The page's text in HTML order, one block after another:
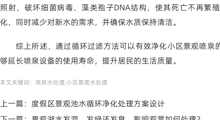
照射，破坏细菌病毒、藻类孢子DNA结构，使其死亡不再繁
化，同时减少对新水的需求，并确保水质保持清洁。
综上所述，通过循环过滤方法可以有效净化小区景观喷
够延长喷泉设备的使用寿命，提升居民的生活质量。
本文关键词： 喷泉水处理,小区景观水处理
上一篇： 度假区景观池水循环净化处理方案设计